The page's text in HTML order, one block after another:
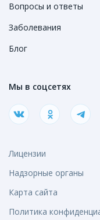
Вопросы и ответы
Заболевания
Блог
Мы в соцсетях
Лицензии
Надзорные органы
Карта сайта
Политика